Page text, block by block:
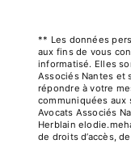
** Les données
aux fins de vous
informatisé. Elles
Associés Nantes et
répondre à votre
communiquées aux
Avocats Associés
Herblain
de droits d’accès,